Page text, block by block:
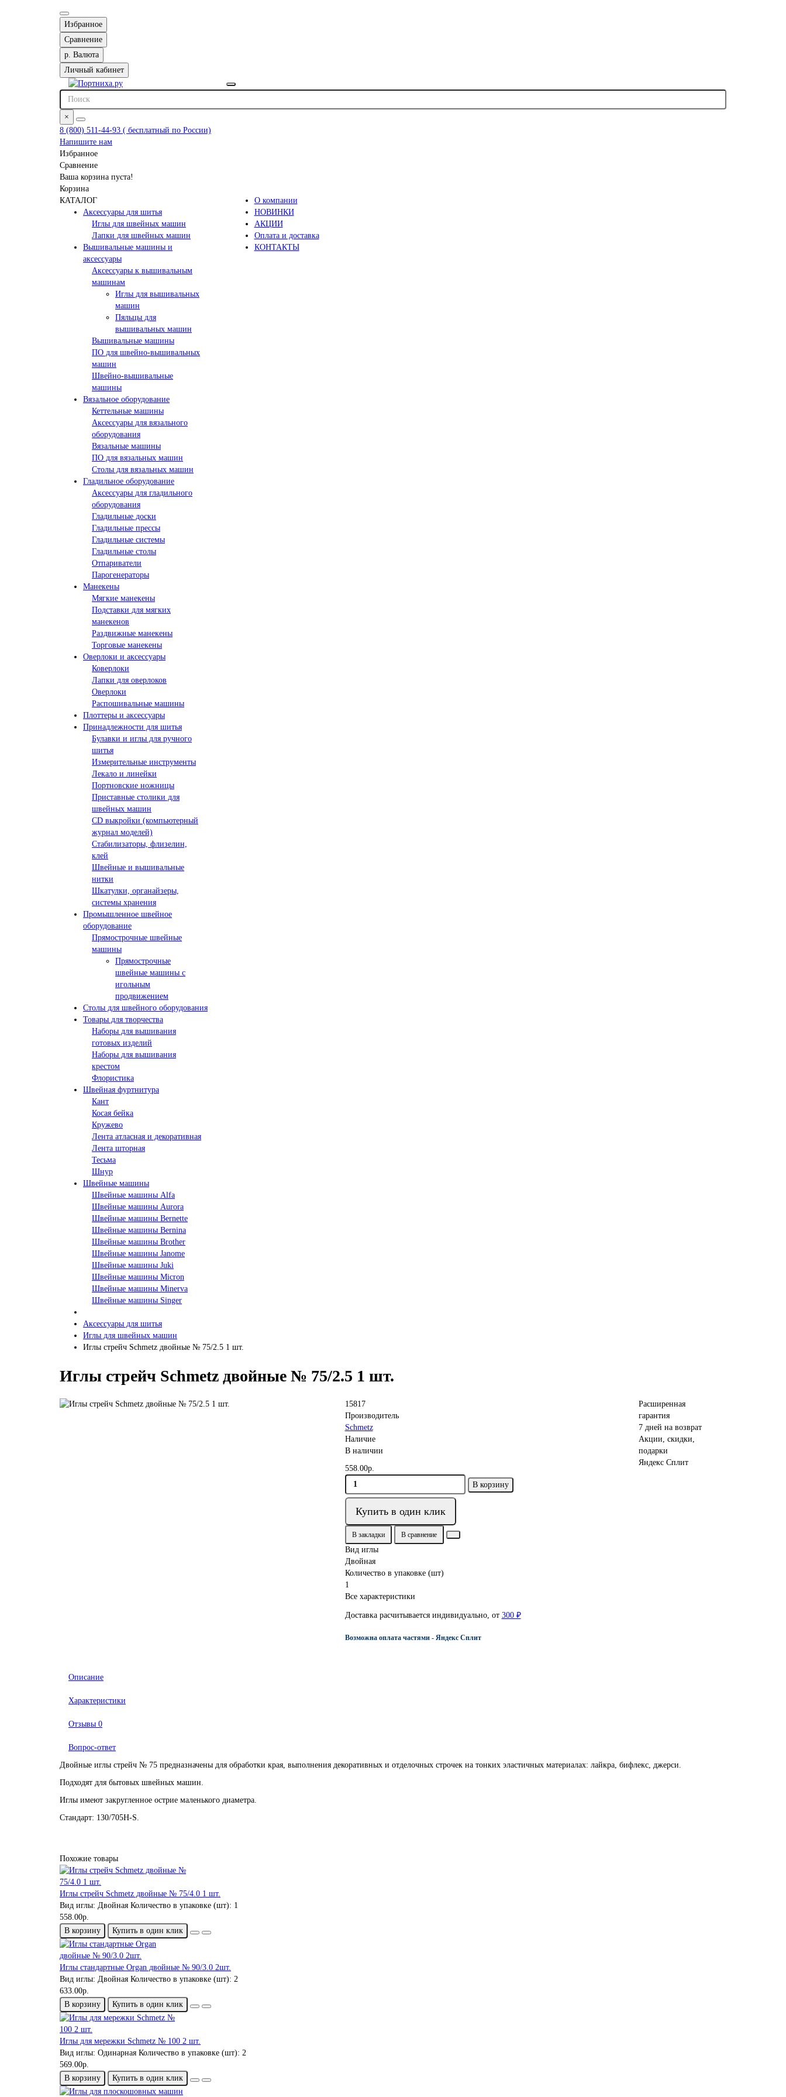
Избранное
Сравнение
р. Валюта
Личный кабинет
×
8 (800) 511-44-93 ( бесплатный по России)
Напишите нам
Избранное
Сравнение
Ваша корзина пуста!
Корзина
КАТАЛОГ
Аксессуары для шитья
Иглы для швейных машин
Лапки для швейных машин
Вышивальные машины и
аксессуары
Аксессуары к вышивальным
машинам
Иглы для вышивальных
машин
Пяльцы для
вышивальных машин
Вышивальные машины
ПО для швейно-вышивальных
машин
Швейно-вышивальные
машины
Вязальное оборудование
Кеттельные машины
Аксессуары для вязального
оборудования
Вязальные машины
ПО для вязальных машин
Столы для вязальных машин
Гладильное оборудование
Аксессуары для гладильного
оборудования
Гладильные доски
Гладильные прессы
Гладильные системы
Гладильные столы
Отпариватели
Парогенераторы
Манекены
Мягкие манекены
Подставки для мягких
манекенов
Раздвижные манекены
Торговые манекены
Оверлоки и аксессуары
Коверлоки
Лапки для оверлоков
Оверлоки
Распошивальные машины
Плоттеры и аксессуары
Принадлежности для шитья
Булавки и иглы для ручного
шитья
Измерительные инструменты
Лекало и линейки
Портновские ножницы
Приставные столики для
швейных машин
СD выкройки (компьютерный
журнал моделей)
Стабилизаторы, флизелин,
клей
Швейные и вышивальные
нитки
Шкатулки, органайзеры,
системы хранения
Промышленное швейное
оборудование
Прямострочные швейные
машины
Прямострочные
швейные машины с
игольным
продвижением
Столы для швейного оборудования
Товары для творчества
Наборы для вышивания
готовых изделий
Наборы для вышивания
крестом
Флористика
Швейная фуртнитура
Кант
Косая бейка
Кружево
Лента aтласная и декоративная
Лента шторная
Тесьма
Шнур
Швейные машины
Швейные машины Alfa
Швейные машины Aurora
Швейные машины Bernette
Швейные машины Bernina
Швейные машины Brother
Швейные машины Janome
Швейные машины Juki
Швейные машины Micron
Швейные машины Minerva
Швейные машины Singer
О компании
НОВИНКИ
АКЦИИ
Оплата и доставка
КОНТАКТЫ
Аксессуары для шитья
Иглы для швейных машин
Иглы стрейч Schmetz двойные № 75/2.5 1 шт.
Иглы стрейч Schmetz двойные № 75/2.5 1 шт.
15817
Производитель
Schmetz
Наличие
В наличии
558.00р.
В корзину
Купить в один клик
В закладки В сравнение
Вид иглы
Двойная
Количество в упаковке (шт)
1
Все характеристики
Доставка расчитывается индивидуально, от 300 ₽
Возможна оплата частями - Яндекс Сплит
Расширенная
гарантия
7 дней на возврат
Акции, скидки,
подарки
Яндекс Сплит
Описание
Характеристики
Отзывы 0
Вопрос-ответ
Двойные иглы стрейч № 75 предназначены для обработки края, выполнения декоративных и отделочных строчек на тонких эластичных материалах: лайкра, бифлекс, джерси.
Подходят для бытовых швейных машин.
Иглы имеют закругленное острие маленького диаметра.
Стандарт: 130/705H-S.
Похожие товары
Иглы стрейч Schmetz двойные № 75/4.0 1 шт.
Вид иглы: Двойная Количество в упаковке (шт): 1
558.00р.
В корзину
Купить в один клик
Иглы стандартные Organ двойные № 90/3.0 2шт.
Вид иглы: Двойная Количество в упаковке (шт): 2
633.00р.
В корзину
Купить в один клик
Иглы для мережки Schmetz № 100 2 шт.
Вид иглы: Одинарная Количество в упаковке (шт): 2
569.00р.
В корзину
Купить в один клик